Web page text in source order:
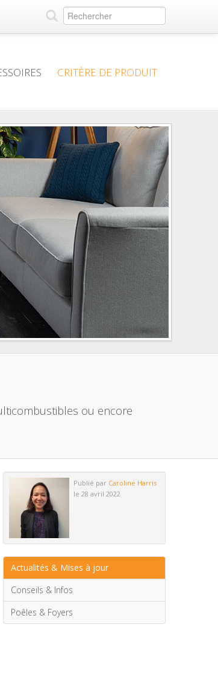
CRITÈRE DE PRODUIT
ou encore
Publié par Caroline Harris
le 28 avril 2022
Actualités & Mises à jour
Conseils & Infos
Poêles & Foyers